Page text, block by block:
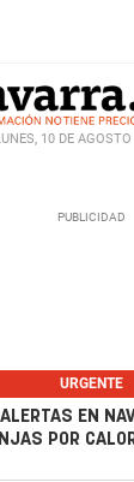
10 DE
URGENTE
EN
POR